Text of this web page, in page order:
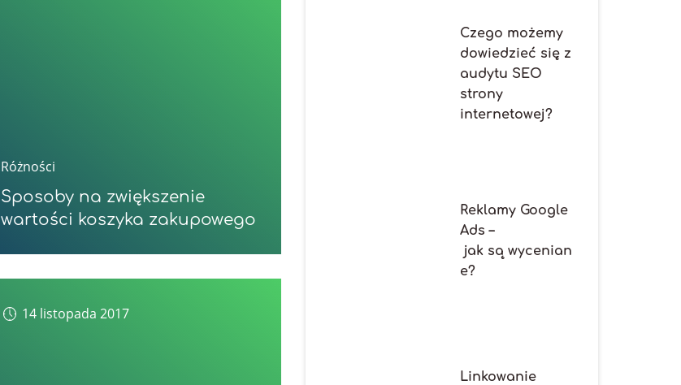
Różności
Sposoby na zwiększenie
wartości koszyka zakupowego
14 listopada 2017
Czego możemy
dowiedzieć się z
audytu SEO
strony
internetowej?
Reklamy Google
Ads –
jak są wycenian
e?
Linkowanie